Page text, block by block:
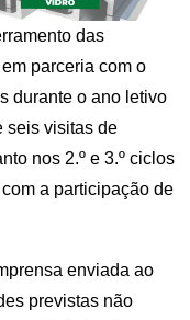
das
parceria com o
durante o ano letivo
seis visitas de
nos 2.º e 3.º ciclos
a participação de
enviada ao
previstas não